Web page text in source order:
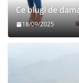
Ce blugi de
18/09/2025